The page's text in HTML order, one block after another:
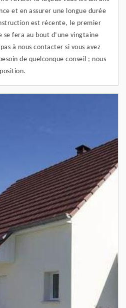
et en assurer une longue durée
est récente, le premier
fera au bout d’une vingtaine
à nous contacter si vous avez
de quelconque conseil ; nous